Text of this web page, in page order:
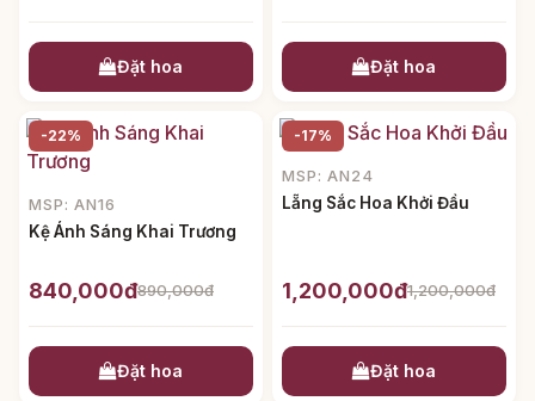
Đặt hoa Đặt hoa
-22%
MSP: AN16
Kệ Ánh Sáng Khai Trương
840,000đ890,000đ
Đặt hoa
-17%
MSP: AN24
Lẵng Sắc Hoa Khởi Đầu
1,200,000đ1,200,000đ
Đặt hoa